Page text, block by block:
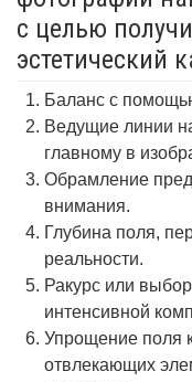
с целью
эстетический
Баланс с
Ведущие линии
главному в
Обрамление
внимания.
Глубина поля,
реальности.
Ракурс или
интенсивной
Упрощение поля
отвлекающих